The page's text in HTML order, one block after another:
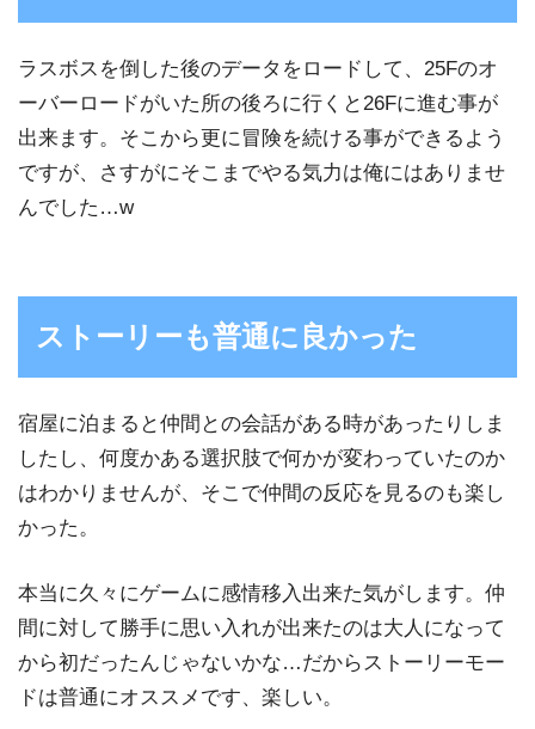
ラスボスを倒した後のデータをロードして、25Fのオ
ーバーロードがいた所の後ろに行くと26Fに進む事が
出来ます。そこから更に冒険を続ける事ができるよう
ですが、さすがにそこまでやる気力は俺にはありませ
んでした…w
ストーリーも普通に良かった
宿屋に泊まると仲間との会話がある時があったりしま
したし、何度かある選択肢で何かが変わっていたのか
はわかりませんが、そこで仲間の反応を見るのも楽し
かった。
本当に久々にゲームに感情移入出来た気がします。仲
間に対して勝手に思い入れが出来たのは大人になって
から初だったんじゃないかな…だからストーリーモー
ドは普通にオススメです、楽しい。